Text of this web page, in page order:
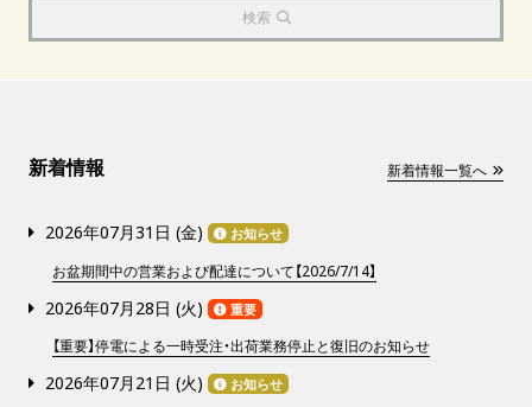
検索
新着情報 新着情報一覧へ
2026年07月31日 (金) お知らせ
お盆期間中の営業および配達について【2026/7/14】
2026年07月28日 (火) 重要
【重要】停電による一時受注・出荷業務停止と復旧のお知らせ
2026年07月21日 (火) お知らせ